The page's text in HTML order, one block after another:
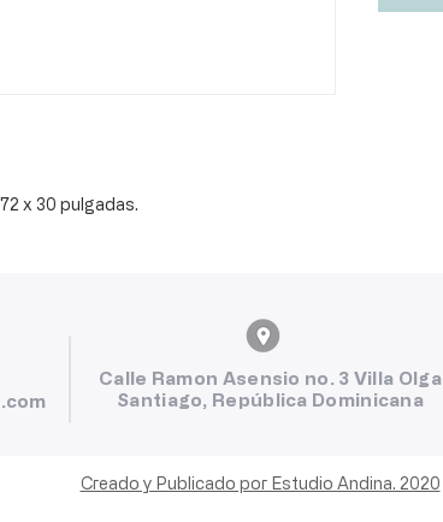
x 30 pulgadas.
Calle Ramon Asensio no. 3 Villa Olga
Santiago, República Dominicana
Creado y Publicado por Estudio Andina. 2020